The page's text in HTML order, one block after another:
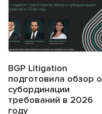
BGP Litigation
подготовила обзор о
субординации
требований в 2026
году